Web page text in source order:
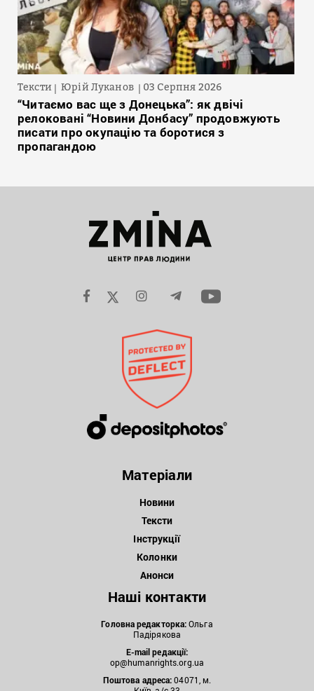
Тексти Юрій Луканов 03 Серпня 2026
“Читаємо вас ще з Донецька”: як двічі
релоковані “Новини Донбасу” продовжують
писати про окупацію та боротися з
пропагандою
Матеріали
Новини
Тексти
Інструкції
Колонки
Анонси
Наші контакти
Головна редакторка:Ольга
Падірякова
E-mail редакції:
op@humanrights.org.ua
Поштова адреса:04071, м.